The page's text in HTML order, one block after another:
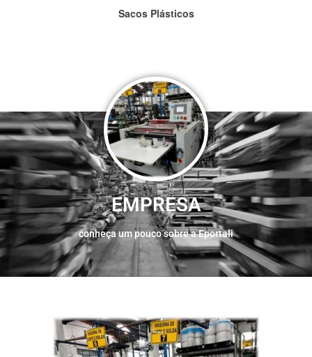
Sacos Plásticos
EMPRESA
conheça um pouco sobre a Eportali